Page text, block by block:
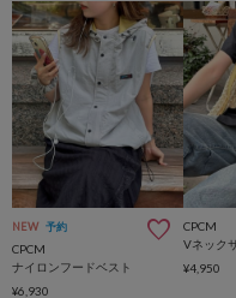
NEW 予約
CPCM
ナイロンフードベスト
¥6,930
CPCM
¥4,950